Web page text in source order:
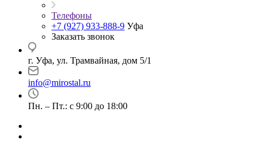
Телефоны
+7 (927) 933-888-9 Уфа
Заказать звонок
г. Уфа, ул. Трамвайная, дом 5/1
info@mirostal.ru
Пн. – Пт.: с 9:00 до 18:00